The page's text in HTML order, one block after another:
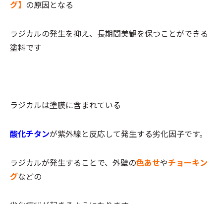
グ】 の原因となる
ラジカルの発生を抑え、長期間美観を保つことができる
塗料です
ラジカルは塗膜に含まれている
酸化チタンが紫外線と反応して発生する劣化因子です。
ラジカルが発生することで、外壁の色あせやチョーキン
グなどの